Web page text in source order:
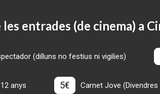
les entrades (de cinema) a
(dilluns no festius ni vigilies)
anys 5€ Carnet Jove